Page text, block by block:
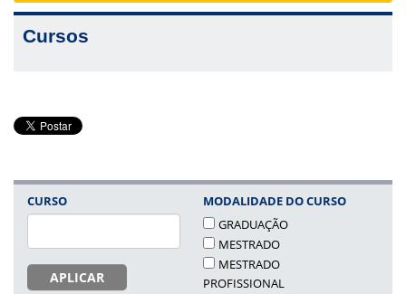
Cursos
CURSO
APLICAR
MODALIDADE DO CURSO
GRADUAÇÃO
MESTRADO
MESTRADO
PROFISSIONAL